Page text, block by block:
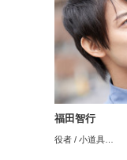
福田智行
役者 / 小道具…